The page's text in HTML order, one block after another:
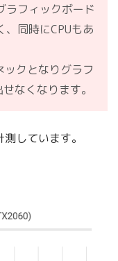
ラフィックボード
同時にCPUもあ
ックとなりグラフ
なくなります。
しています。